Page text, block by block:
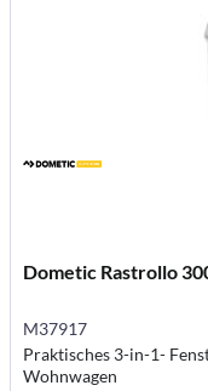
Dometic Rastrollo
M37917
Praktisches 3-in-1-
Wohnwagen